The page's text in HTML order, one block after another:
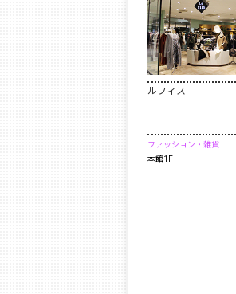
ルフィス
ファッション・雑貨
本館1F